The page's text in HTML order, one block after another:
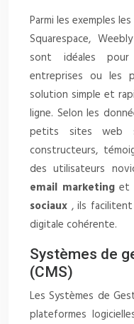
Parmi les exemples
Squarespace,
sont idéales
entreprises ou les
solution simple et
ligne. Selon les
petits sites web
constructeurs,
des utilisateurs
email marketing et
sociaux , ils
digitale cohérente.
Systèmes de
(CMS)
Les Systèmes de
plateformes